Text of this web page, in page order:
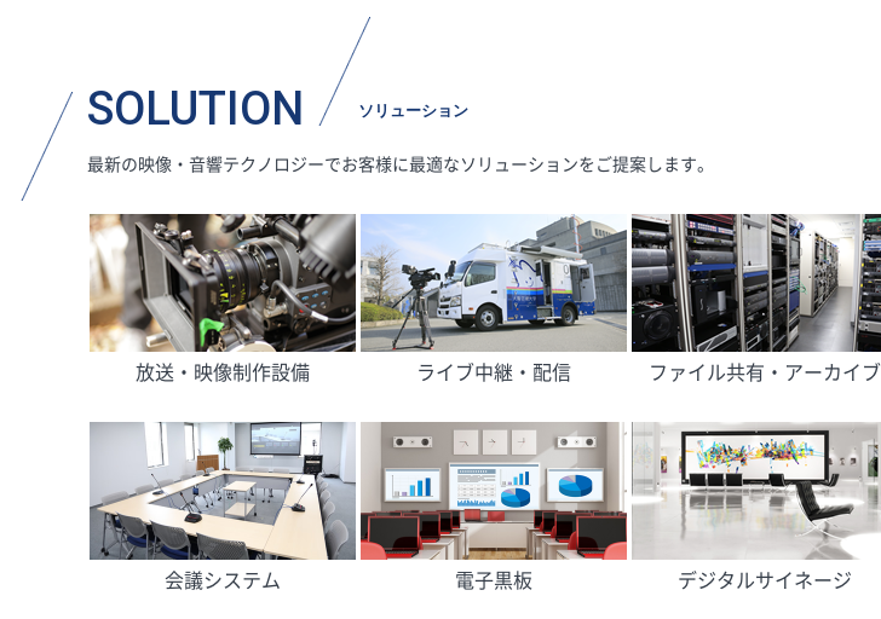
SOLUTION ソリューション
最新の映像・音響テクノロジーでお客様に最適なソリューションをご提案します。
放送・映像制作設備 ライブ中継・配信 ファイル共有・アーカイブ
会議システム 電子黒板 デジタルサイネージ